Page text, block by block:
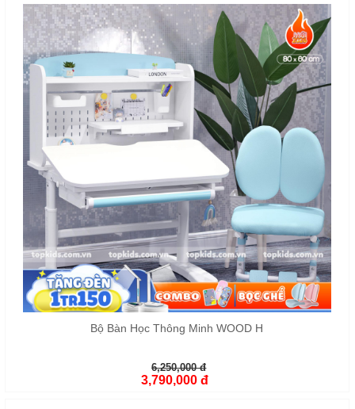
Bộ Bàn Học Thông Minh WOOD H
6,250,000 đ
3,790,000 đ